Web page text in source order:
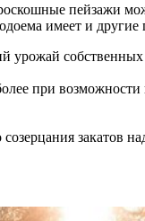
пейзажи
имеет и
урожай собственных
при возможности
закатов